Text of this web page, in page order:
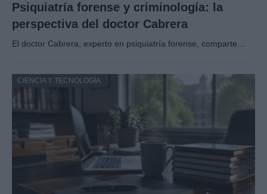
Psiquiatría forense y criminología: la
perspectiva del doctor Cabrera
El doctor Cabrera, experto en psiquiatría forense, comparte…
CIENCIA Y TECNOLOGÍA